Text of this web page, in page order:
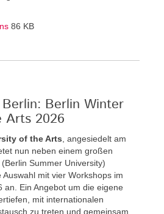
86 KB
Berlin Winter
Arts 2026
of the Arts , angesiedelt am
nun neben einem großen
Summer University)
mit vier Workshops im
Ein Angebot um die eigene
mit internationalen
zu treten und gemeinsam